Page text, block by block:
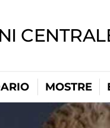
MOSTRE